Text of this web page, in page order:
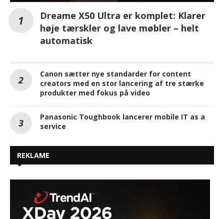
Dreame X50 Ultra er komplet: Klarer
høje tærskler og lave møbler – helt
automatisk
Canon sætter nye standarder for content
creators med en stor lancering af tre stærke
produkter med fokus på video
Panasonic Toughbook lancerer mobile IT as a
service
REKLAME